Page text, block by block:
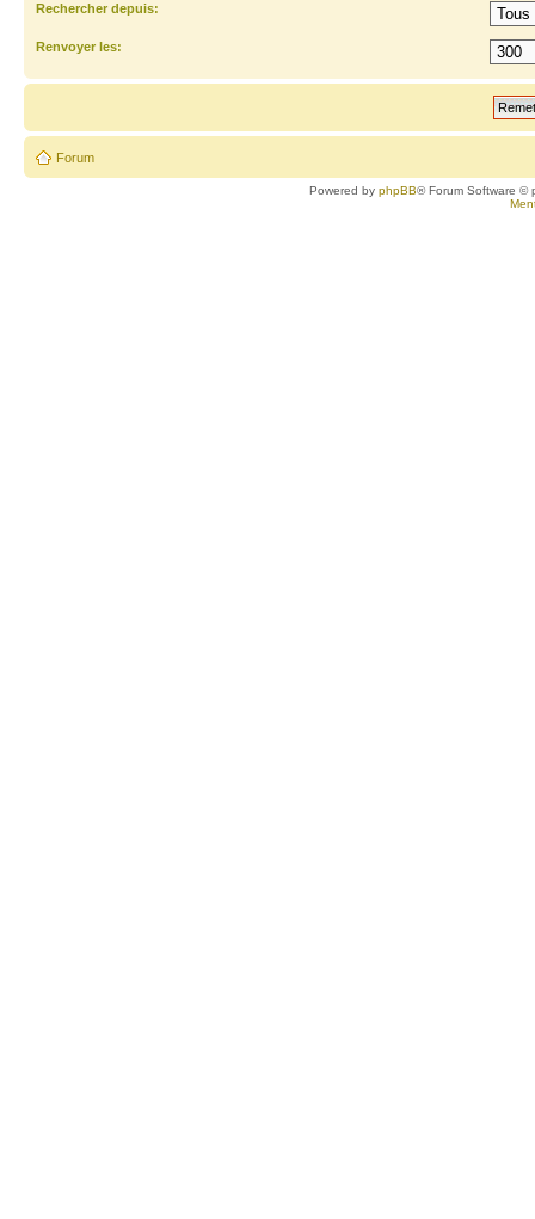
Rechercher depuis:
Renvoyer les:
Forum
Powered byphpBB® Forum Software ©